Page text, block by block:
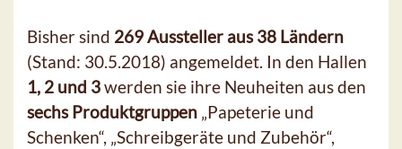
Bisher sind 269 Aussteller aus 38 Ländern
(Stand: 30.5.2018) angemeldet. In den Hallen
1, 2 und 3werden sie ihre Neuheiten aus den
sechs Produktgruppen „Papeterie und
Schenken“, „Schreibgeräte und Zubehör“,